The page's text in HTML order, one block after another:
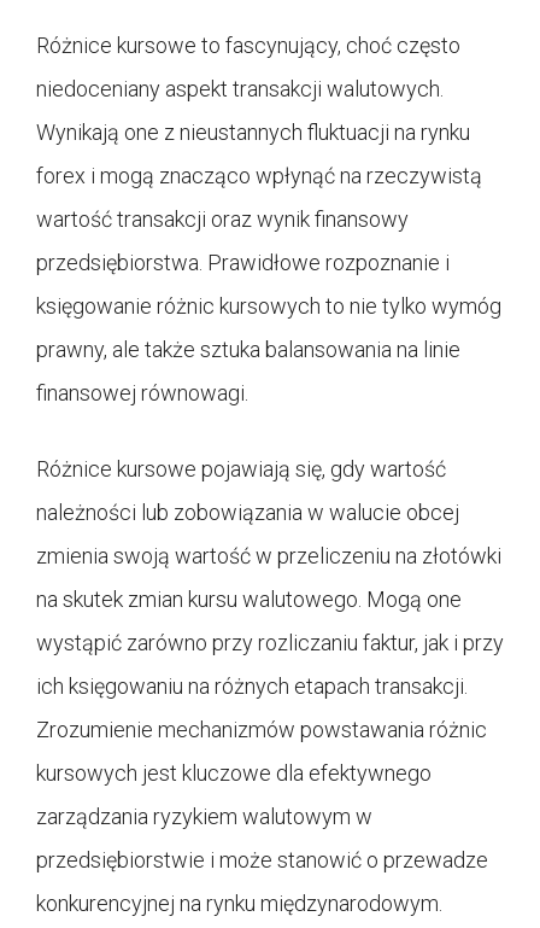
Różnice kursowe to fascynujący, choć często
niedoceniany aspekt transakcji walutowych.
Wynikają one z nieustannych fluktuacji na rynku
forex i mogą znacząco wpłynąć na rzeczywistą
wartość transakcji oraz wynik finansowy
przedsiębiorstwa. Prawidłowe rozpoznanie i
księgowanie różnic kursowych to nie tylko wymóg
prawny, ale także sztuka balansowania na linie
finansowej równowagi.
Różnice kursowe pojawiają się, gdy wartość
należności lub zobowiązania w walucie obcej
zmienia swoją wartość w przeliczeniu na złotówki
na skutek zmian kursu walutowego. Mogą one
wystąpić zarówno przy rozliczaniu faktur, jak i przy
ich księgowaniu na różnych etapach transakcji.
Zrozumienie mechanizmów powstawania różnic
kursowych jest kluczowe dla efektywnego
zarządzania ryzykiem walutowym w
przedsiębiorstwie i może stanowić o przewadze
konkurencyjnej na rynku międzynarodowym.